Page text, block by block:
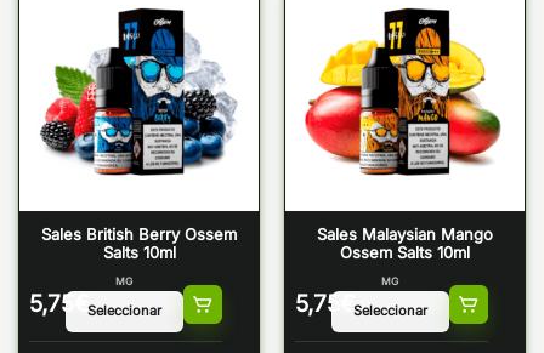
Sales British Berry Ossem
Salts 10ml
5,75 €
MG
Sales Malaysian Mango
Ossem Salts 10ml
5,75 €
MG